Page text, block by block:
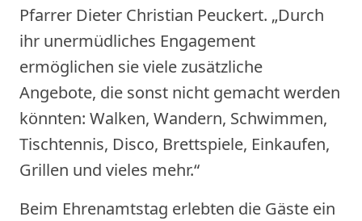
Pfarrer Dieter Christian Peuckert. „Durch
ihr unermüdliches Engagement
ermöglichen sie viele zusätzliche
Angebote, die sonst nicht gemacht werden
könnten: Walken, Wandern, Schwimmen,
Tischtennis, Disco, Brettspiele, Einkaufen,
Grillen und vieles mehr.“
Beim Ehrenamtstag erlebten die Gäste ein